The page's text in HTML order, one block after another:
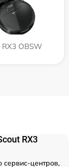
RX3 OBSW
RX3
сервис-центров,